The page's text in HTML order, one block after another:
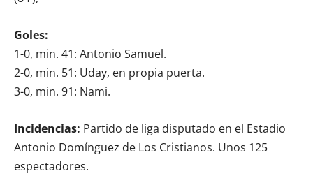
Goles:
1-0, min. 41: Antonio Samuel.
2-0, min. 51: Uday, en propia puerta.
3-0, min. 91: Nami.
Incidencias: Partido de liga disputado en el Estadio
Antonio Domínguez de Los Cristianos. Unos 125
espectadores.